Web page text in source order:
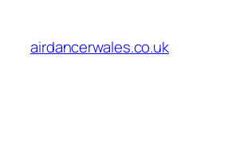
content
airdancerwales.co.uk